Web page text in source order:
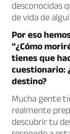
desconocidas
de vida de
Por eso
“¿Cómo
tienes que
cuestionario:
destino?
Mucha gente
realmente
descubrir tu